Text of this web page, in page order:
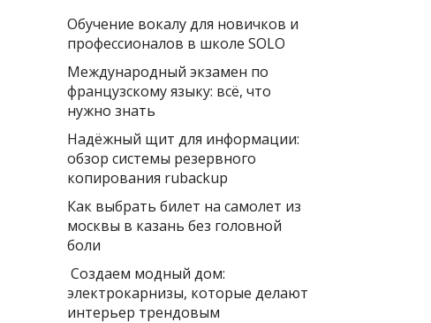
Обучение вокалу для новичков и
профессионалов в школе SOLO
Международный экзамен по
французскому языку: всё, что
нужно знать
Надёжный щит для информации:
обзор системы резервного
копирования rubackup
Как выбрать билет на самолет из
москвы в казань без головной
боли
Создаем модный дом:
электрокарнизы, которые делают
интерьер трендовым